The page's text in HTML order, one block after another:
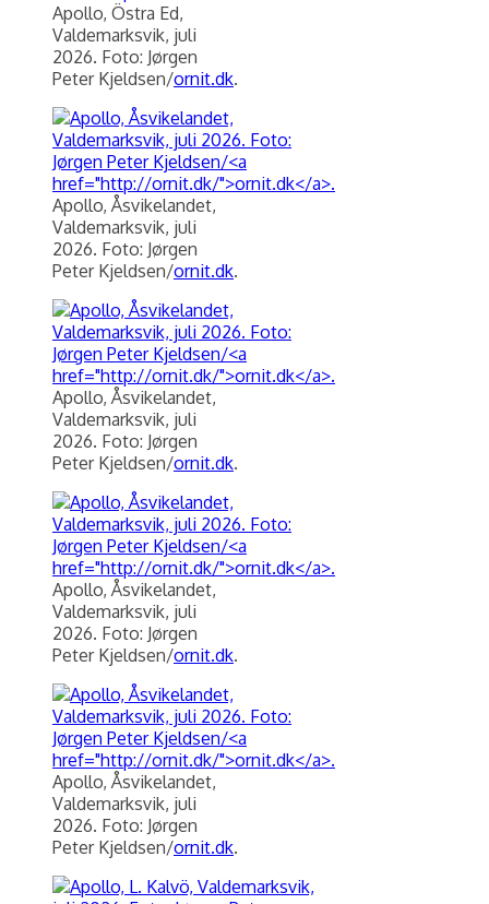
Apollo, Östra Ed,
Valdemarksvik, juli
2026. Foto: Jørgen
Peter Kjeldsen/ornit.dk.
Apollo, Åsvikelandet,
Valdemarksvik, juli
2026. Foto: Jørgen
Peter Kjeldsen/ornit.dk.
Apollo, Åsvikelandet,
Valdemarksvik, juli
2026. Foto: Jørgen
Peter Kjeldsen/ornit.dk.
Apollo, Åsvikelandet,
Valdemarksvik, juli
2026. Foto: Jørgen
Peter Kjeldsen/ornit.dk.
Apollo, Åsvikelandet,
Valdemarksvik, juli
2026. Foto: Jørgen
Peter Kjeldsen/ornit.dk.